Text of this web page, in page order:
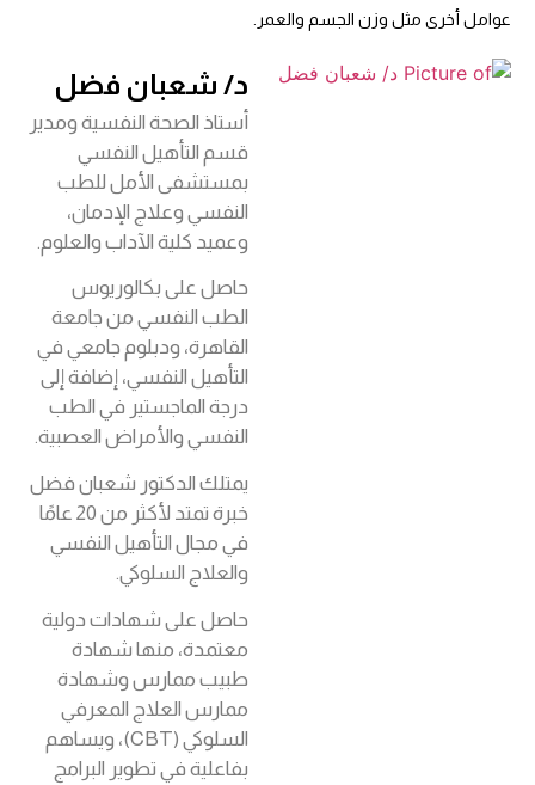
عوامل أخرى مثل وزن الجسم والعمر.
د/ شعبان فضل
أستاذ الصحة النفسية ومدير
قسم التأهيل النفسي
بمستشفى الأمل للطب
النفسي وعلاج الإدمان،
وعميد كلية الآداب والعلوم.
حاصل على بكالوريوس
الطب النفسي من جامعة
القاهرة، ودبلوم جامعي في
التأهيل النفسي، إضافة إلى
درجة الماجستير في الطب
النفسي والأمراض العصبية.
يمتلك الدكتور شعبان فضل
خبرة تمتد لأكثر من 20 عامًا
في مجال التأهيل النفسي
والعلاج السلوكي.
حاصل على شهادات دولية
معتمدة، منها شهادة
طبيب ممارس وشهادة
ممارس العلاج المعرفي
السلوكي (CBT)، ويساهم
بفاعلية في تطوير البرامج